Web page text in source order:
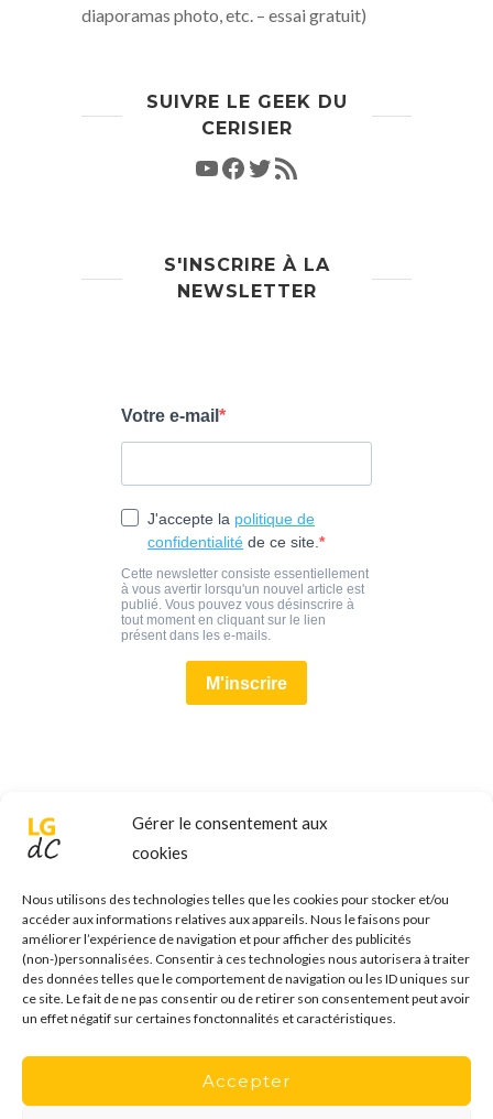
Gérer le consentement aux
cookies
Nous utilisons des technologies telles que les cookies pour stocker et/ou
accéder aux informations relatives aux appareils. Nous le faisons pour
améliorer l’expérience de navigation et pour afficher des publicités
(non-)personnalisées. Consentir à ces technologies nous autorisera à traiter
des données telles que le comportement de navigation ou les ID uniques sur
ce site. Le fait de ne pas consentir ou de retirer son consentement peut avoir
un effet négatif sur certaines fonctonnalités et caractéristiques.
Accepter
diaporamas photo, etc. – essai gratuit)
SUIVRE LE GEEK DU
CERISIER
S'INSCRIRE À LA
NEWSLETTER